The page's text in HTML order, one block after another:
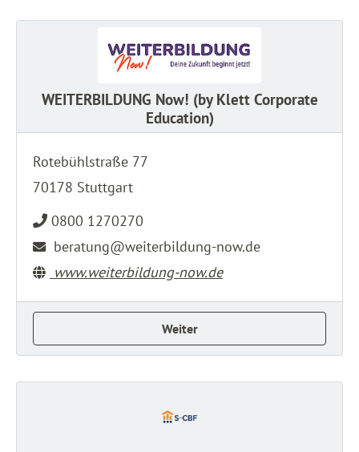
WEITERBILDUNG Now! (by Klett Corporate
Education)
Rotebühlstraße 77
70178 Stuttgart
0800 1270270
beratung@weiterbildung-now.de
www.weiterbildung-now.de
Weiter